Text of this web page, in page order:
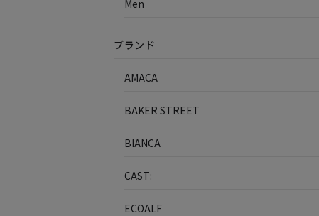
Men
ブランド
AMACA
BAKER STREET
BIANCA
CAST:
ECOALF